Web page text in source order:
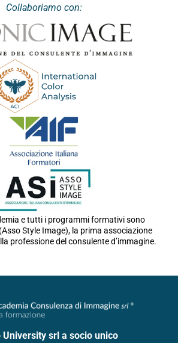
Collaboriamo con:
e tutti i programmi formativi sono
Style Image), la prima associazione
professione del consulente d’immagine.
University srl a socio unico